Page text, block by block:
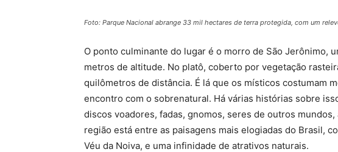
Foto: Parque Nacional abrange 33 mil hectares de terra protegida, com um
O ponto culminante do lugar é o morro de São Jerônimo,
metros de altitude. No platô, coberto por vegetação
quilômetros de distância. É lá que os místicos costumam
encontro com o sobrenatural. Há várias histórias sobre
discos voadores, fadas, gnomos, seres de outros
região está entre as paisagens mais elogiadas do Brasil,
Véu da Noiva, e uma infinidade de atrativos naturais.